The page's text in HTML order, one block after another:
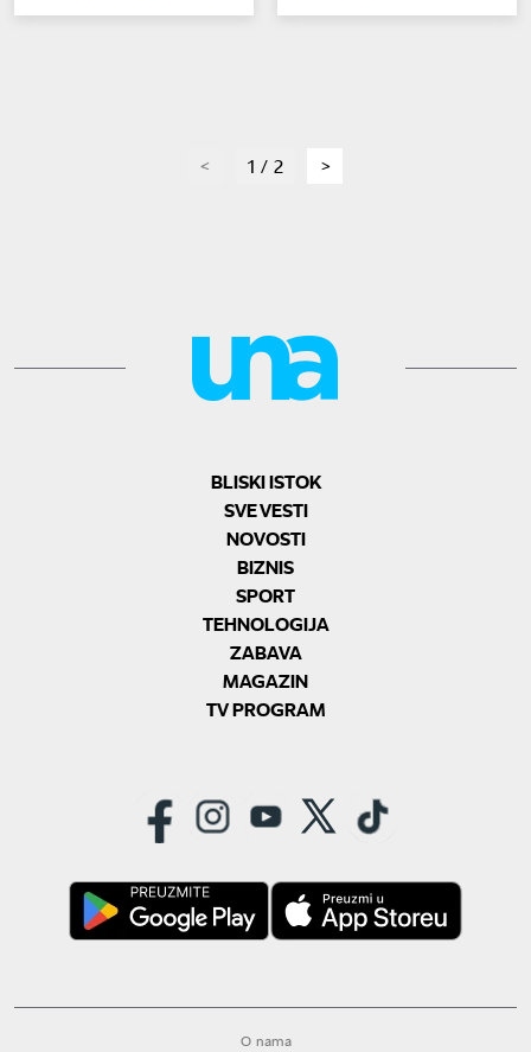
page1 / 2 page
BLISKI ISTOK
SVE VESTI
NOVOSTI
BIZNIS
SPORT
TEHNOLOGIJA
ZABAVA
MAGAZIN
TV PROGRAM
O nama